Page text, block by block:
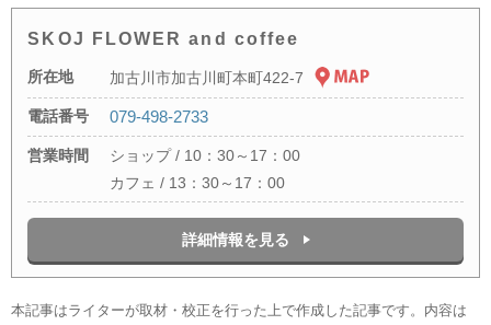
SKOJ FLOWER and coffee
所在地 加古川市加古川町本町422-7
電話番号 079-498-2733
営業時間
ショップ / 10：30～17：00
カフェ / 13：30～17：00
詳細情報を見る
本記事はライターが取材・校正を行った上で作成した記事です。内容は